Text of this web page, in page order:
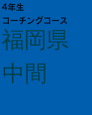
4年生
コーチングコース
福岡県
中間